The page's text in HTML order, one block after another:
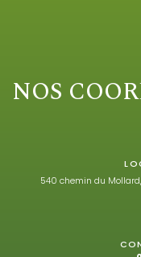
NOS
540 chemin du